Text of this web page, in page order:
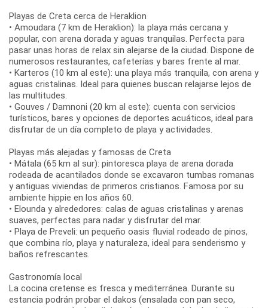
Playas de Creta cerca de Heraklion
• Amoudara (7 km de Heraklion): la playa más cercana y
popular, con arena dorada y aguas tranquilas. Perfecta para
pasar unas horas de relax sin alejarse de la ciudad. Dispone de
numerosos restaurantes, cafeterías y bares frente al mar.
• Karteros (10 km al este): una playa más tranquila, con arena y
aguas cristalinas. Ideal para quienes buscan relajarse lejos de
las multitudes.
• Gouves / Damnoni (20 km al este): cuenta con servicios
turísticos, bares y opciones de deportes acuáticos, ideal para
disfrutar de un día completo de playa y actividades.
Playas más alejadas y famosas de Creta
• Mátala (65 km al sur): pintoresca playa de arena dorada
rodeada de acantilados donde se excavaron tumbas romanas
y antiguas viviendas de primeros cristianos. Famosa por su
ambiente hippie en los años 60.
• Elounda y alrededores: calas de aguas cristalinas y arenas
suaves, perfectas para nadar y disfrutar del mar.
• Playa de Preveli: un pequeño oasis fluvial rodeado de pinos,
que combina río, playa y naturaleza, ideal para senderismo y
baños refrescantes.
Gastronomía local
La cocina cretense es fresca y mediterránea. Durante su
estancia podrán probar el dakos (ensalada con pan seco,